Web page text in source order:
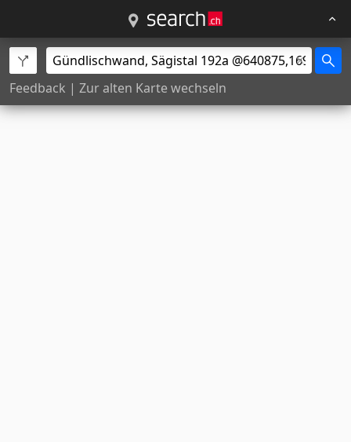
Feedback | Zur alten Karte wechseln